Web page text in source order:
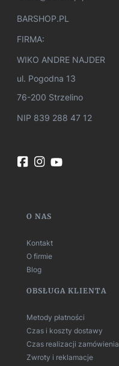
BARSHOP.PL
FIRMA:
WIKO ANDRE NAJDER
ul. Pogodna 13
76-200 Strzelino
NIP 839 288 47 12
Linki w stopce
O NAS
Kontakt
O firmie
Blog
OBSŁUGA KLIENTA
Metody płatności
Czas i koszty dostawy
Czas realizacji zamówienia
Zwroty i reklamacje